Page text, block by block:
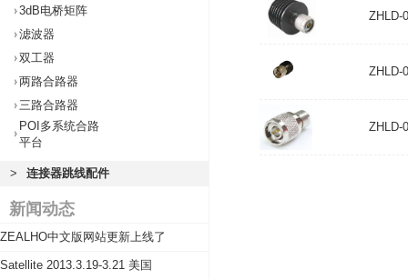
3dB电桥矩阵
滤波器
双工器
两路合路器
三路合路器
POI多系统合路
平台
> 连接器跳线配件
新闻动态
ZEALHO中文版网站更新上线了
Satellite 2013.3.19-3.21 美国
ZHLD-
ZHLD-
ZHLD-